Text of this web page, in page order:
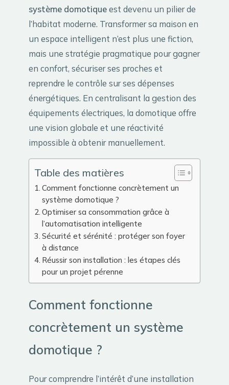
système domotiqueest devenu un pilier de
l’habitat moderne. Transformer sa maison en
un espace intelligent n’est plus une fiction,
mais une stratégie pragmatique pour gagner
en confort, sécuriser ses proches et
reprendre le contrôle sur ses dépenses
énergétiques. En centralisant la gestion des
équipements électriques, la domotique offre
une vision globale et une réactivité
impossible à obtenir manuellement.
Table des matières
Comment fonctionne concrètement un
système domotique ?
Optimiser sa consommation grâce à
l’automatisation intelligente
Sécurité et sérénité : protéger son foyer
à distance
Réussir son installation : les étapes clés
pour un projet pérenne
Comment fonctionne
concrètement un système
domotique ?
Pour comprendre l’intérêt d’une installation